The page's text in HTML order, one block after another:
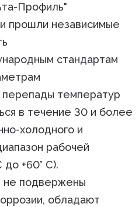
Профиль"
прошли независимые
стандартам
температур
в течение 30 и более
холодного и
рабочей
+60° С).
не подвержены
обладают